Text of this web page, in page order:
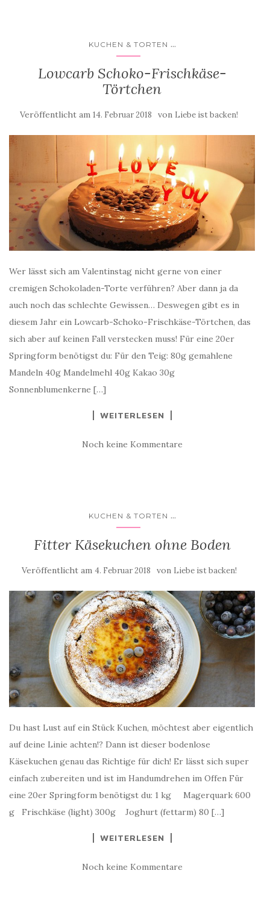
KUCHEN & TORTEN ...
Lowcarb Schoko-Frischkäse-
Törtchen
Veröffentlicht am 14. Februar 2018 von Liebe ist backen!
Wer lässt sich am Valentinstag nicht gerne von einer
cremigen Schokoladen-Torte verführen? Aber dann ja da
auch noch das schlechte Gewissen… Deswegen gibt es in
diesem Jahr ein Lowcarb-Schoko-Frischkäse-Törtchen, das
sich aber auf keinen Fall verstecken muss! Für eine 20er
Springform benötigst du: Für den Teig: 80g gemahlene
Mandeln 40g Mandelmehl 40g Kakao 30g
Sonnenblumenkerne […]
WEITERLESEN
Noch keine Kommentare
KUCHEN & TORTEN ...
Fitter Käsekuchen ohne Boden
Veröffentlicht am 4. Februar 2018 von Liebe ist backen!
Du hast Lust auf ein Stück Kuchen, möchtest aber eigentlich
auf deine Linie achten!? Dann ist dieser bodenlose
Käsekuchen genau das Richtige für dich! Er lässt sich super
einfach zubereiten und ist im Handumdrehen im Offen Für
eine 20er Springform benötigst du: 1 kg Magerquark 600
g Frischkäse (light) 300g Joghurt (fettarm) 80 […]
WEITERLESEN
Noch keine Kommentare